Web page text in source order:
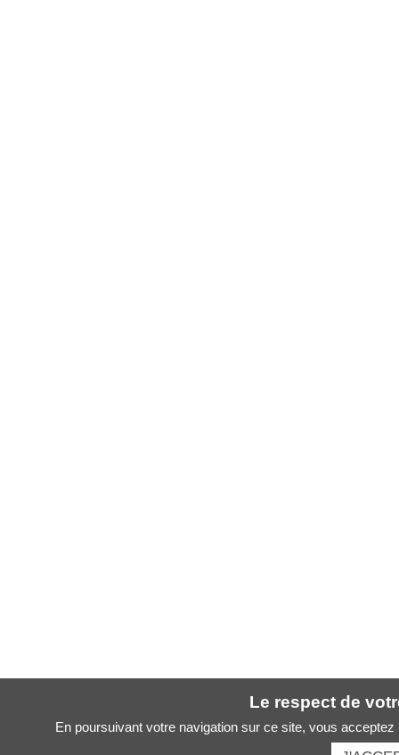
Le respect de
En poursuivant votre navigation sur ce site, vous